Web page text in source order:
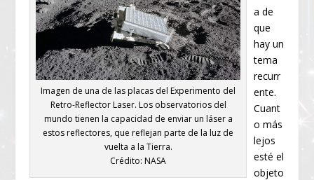
Imagen de una de las placas del Experimento del
Retro-Reflector Laser. Los observatorios del
mundo tienen la capacidad de enviar un láser a
estos reflectores, que reflejan parte de la luz de
vuelta a la Tierra.
Crédito: NASA
a de
que
hay un
tema
recurr
ente.
Cuant
o más
lejos
esté el
objeto